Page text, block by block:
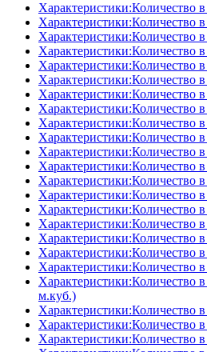
Характеристики:Количество
Характеристики:Количество
Характеристики:Количество
Характеристики:Количество
Характеристики:Количество
Характеристики:Количество
Характеристики:Количество
Характеристики:Количество
Характеристики:Количество
Характеристики:Количество
Характеристики:Количество
Характеристики:Количество
Характеристики:Количество
Характеристики:Количество
Характеристики:Количество
Характеристики:Количество
Характеристики:Количество
Характеристики:Количество
Характеристики:Количество
Характеристики:Количество
м.куб.)
Характеристики:Количество
Характеристики:Количество
Характеристики:Количество